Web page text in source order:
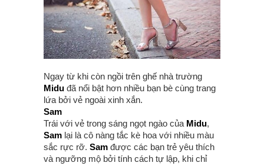
Ngay từ khi còn ngồi trên ghế nhà trường
Midu đã nổi bật hơn nhiều bạn bè cùng trang
lứa bởi vẻ ngoài xinh xắn.
Sam
Trái với vẻ trong sáng ngọt ngào của Midu,
Sam lại là cô nàng tắc kè hoa với nhiều màu
sắc rực rỡ. Sam được các bạn trẻ yêu thích
và ngưỡng mộ bởi tính cách tự lập, khi chỉ